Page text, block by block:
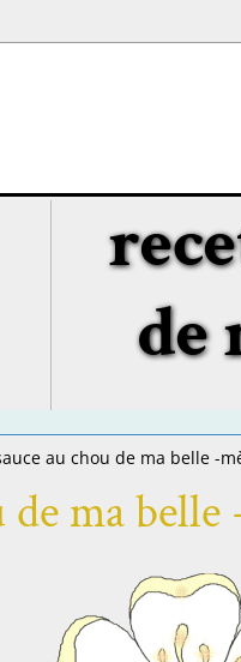
de
au chou de ma belle -
de ma